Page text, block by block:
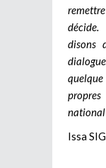
disons
national
Issa